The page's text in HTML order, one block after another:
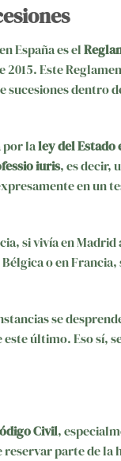
España es el
2015. Este
dentro
por laley del Estado
iuris, es decir,
en un
si vivía en
o en
se
último. Eso sí,
Civil,
parte de la